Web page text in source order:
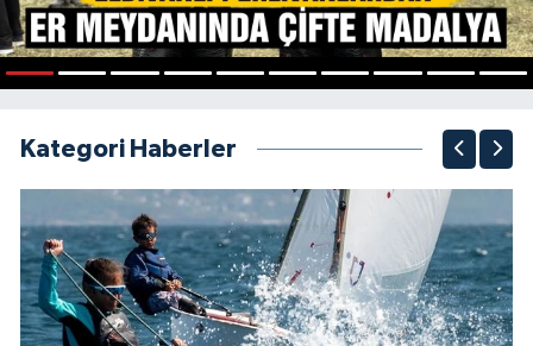
Kategori Haberler